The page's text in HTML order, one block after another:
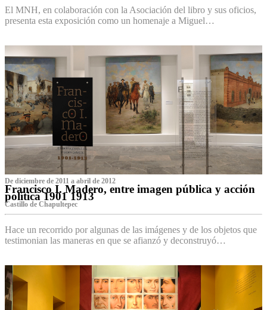
El MNH, en colaboración con la Asociación del libro y sus oficios,
presenta esta exposición como un homenaje a Miguel…
De diciembre de 2011 a abril de 2012
Francisco I. Madero, entre imagen pública y acción
política 1901 1913
Castillo de Chapultepec
Hace un recorrido por algunas de las imágenes y de los objetos que
testimonian las maneras en que se afianzó y deconstruyó…